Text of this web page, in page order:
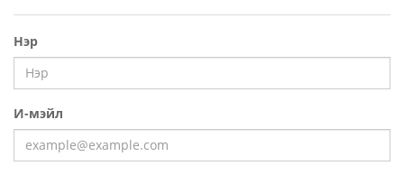
Нэр
И-мэйл